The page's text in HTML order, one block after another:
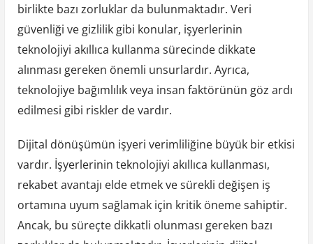
birlikte bazı zorluklar da bulunmaktadır. Veri
güvenliği ve gizlilik gibi konular, işyerlerinin
teknolojiyi akıllıca kullanma sürecinde dikkate
alınması gereken önemli unsurlardır. Ayrıca,
teknolojiye bağımlılık veya insan faktörünün göz ardı
edilmesi gibi riskler de vardır.
Dijital dönüşümün işyeri verimliliğine büyük bir etkisi
vardır. İşyerlerinin teknolojiyi akıllıca kullanması,
rekabet avantajı elde etmek ve sürekli değişen iş
ortamına uyum sağlamak için kritik öneme sahiptir.
Ancak, bu süreçte dikkatli olunması gereken bazı